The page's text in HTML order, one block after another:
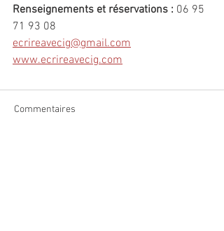
Renseignements et réservations : 06 95
71 93 08
ecrireavecig@gmail.com
www.ecrireavecig.com
Commentaires